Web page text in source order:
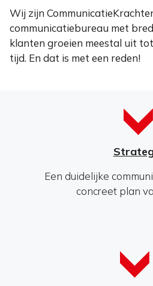
Wij zijn
communicatiebureau met
klanten groeien meestal uit
tijd. En dat is met een reden!
Een duidelijke
concreet plan